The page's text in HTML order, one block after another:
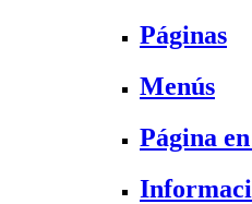
Páginas
Menús
Página